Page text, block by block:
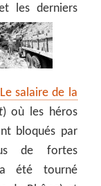
les derniers
Le salaire de la
) où les héros
bloqués par
de fortes
été tourné